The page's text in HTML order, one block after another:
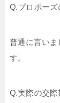
Q.プロポーズ
普通に言いま
す。
Q.実際の交際